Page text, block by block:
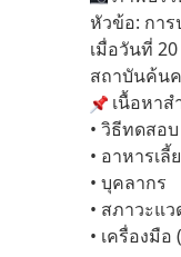
หัวข้อ: กา
เมื่อวันที่
สถาบันค้น
เนื้อหา
• วิธีทดสอบ
• อาหารเลี้
• บุคลากร
• สภาวะแ
• เครื่องมื